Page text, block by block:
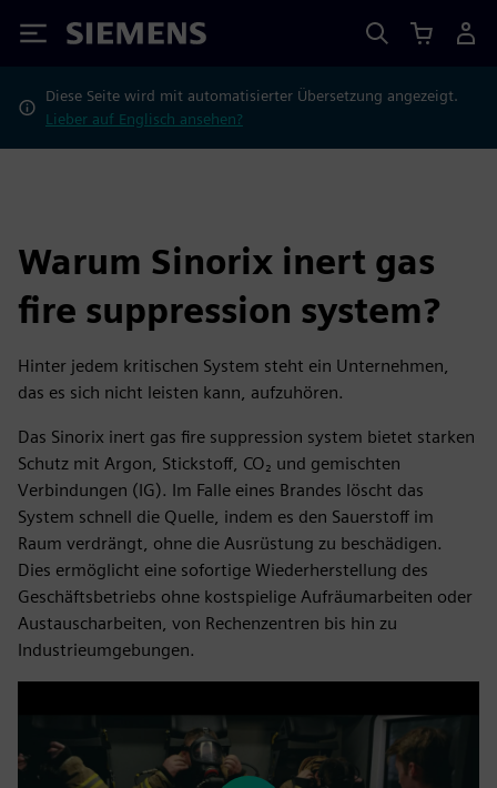
Siemens
Diese Seite wird mit automatisierter Übersetzung angezeigt.
Lieber auf Englisch ansehen?
Warum Sinorix inert gas
fire suppression system?
Hinter jedem kritischen System steht ein Unternehmen,
das es sich nicht leisten kann, aufzuhören.
Das Sinorix inert gas fire suppression system bietet starken
Schutz mit Argon, Stickstoff, CO₂ und gemischten
Verbindungen (IG). Im Falle eines Brandes löscht das
System schnell die Quelle, indem es den Sauerstoff im
Raum verdrängt, ohne die Ausrüstung zu beschädigen.
Dies ermöglicht eine sofortige Wiederherstellung des
Geschäftsbetriebs ohne kostspielige Aufräumarbeiten oder
Austauscharbeiten, von Rechenzentren bis hin zu
Industrieumgebungen.